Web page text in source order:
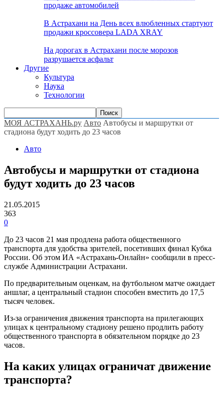
продаже автомобилей
В Астрахани на День всех влюбленных стартуют
продажи кроссовера LADA XRAY
На дорогах в Астрахани после морозов
разрушается асфальт
Другие
Культура
Наука
Технологии
МОЯ АСТРАХАНЬ.ру Авто Автобусы и маршрутки от
стадиона будут ходить до 23 часов
Авто
Автобусы и маршрутки от стадиона
будут ходить до 23 часов
21.05.2015
363
0
До 23 часов 21 мая продлена работа общественного
транспорта для удобства зрителей, посетивших финал Кубка
России. Об этом ИА «Астрахань-Онлайн» сообщили в пресс-
службе Администрации Астрахани.
По предварительным оценкам, на футбольном матче ожидает
аншлаг, а центральный стадион способен вместить до 17,5
тысяч человек.
Из-за ограничения движения транспорта на прилегающих
улицах к центральному стадиону решено продлить работу
общественного транспорта в обязательном порядке до 23
часов.
На каких улицах ограничат движение
транспорта?